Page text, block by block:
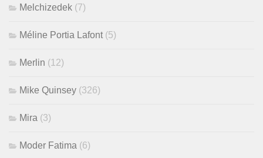
Melchizedek (7)
Méline Portia Lafont (5)
Merlin (12)
Mike Quinsey (326)
Mira (3)
Moder Fatima (6)